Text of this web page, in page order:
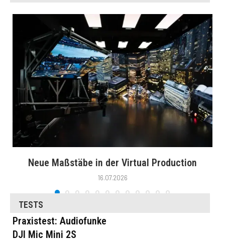
Neue Maßstäbe in der Virtual Production
16.07.2026
TESTS
Praxistest: Audiofunke
DJI Mic Mini 2S